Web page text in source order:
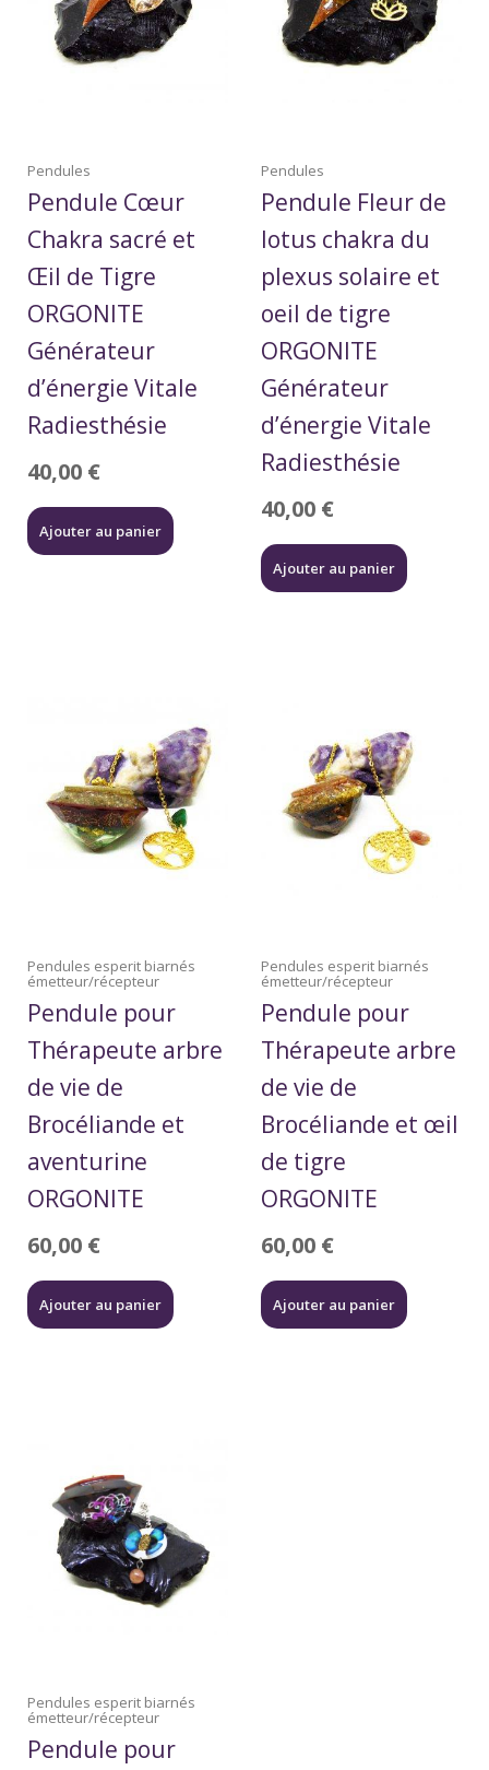
Pendules
Pendule Cœur
Chakra sacré et
Œil de Tigre
ORGONITE
Générateur
d’énergie Vitale
Radiesthésie
40,00 €
Ajouter au panier
Pendules
Pendule Fleur de
lotus chakra du
plexus solaire et
oeil de tigre
ORGONITE
Générateur
d’énergie Vitale
Radiesthésie
40,00 €
Ajouter au panier
Pendules esperit biarnés
émetteur/récepteur
Pendule pour
Thérapeute arbre
de vie de
Brocéliande et
aventurine
ORGONITE
60,00 €
Ajouter au panier
Pendules esperit biarnés
émetteur/récepteur
Pendule pour
Thérapeute arbre
de vie de
Brocéliande et œil
de tigre
ORGONITE
60,00 €
Ajouter au panier
Pendules esperit biarnés
émetteur/récepteur
Pendule pour